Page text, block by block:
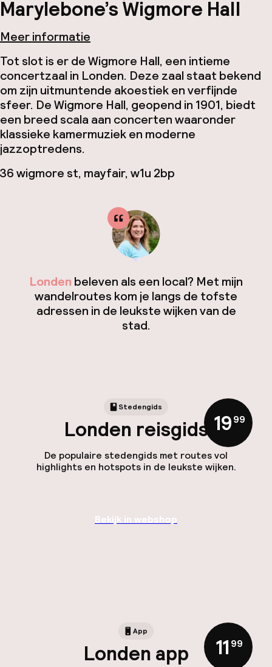
Marylebone’s Wigmore Hall
Meer informatie
Tot slot is er de Wigmore Hall, een intieme
concertzaal in Londen. Deze zaal staat bekend
om zijn uitmuntende akoestiek en verfijnde
sfeer. De Wigmore Hall, geopend in 1901, biedt
een breed scala aan concerten waaronder
klassieke kamermuziek en moderne
jazzoptredens.
36 wigmore st, mayfair, w1u 2bp
Londen beleven als een local? Met mijn
wandelroutes kom je langs de tofste
adressen in de leukste wijken van de
stad.
Stedengids
Londen reisgids
De populaire stedengids met routes vol
highlights en hotspots in de leukste wijken.
19,99
Bekijk in webshop
App
Londen app 11 ,99